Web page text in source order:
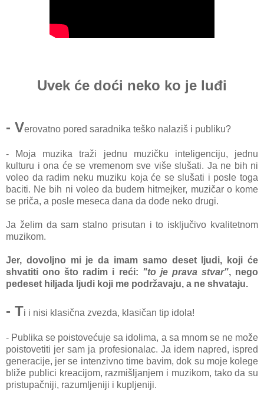
Uvek će doći neko ko je luđi
- Verovatno pored saradnika teško nalaziš i publiku?
- Moja muzika traži jednu muzičku inteligenciju, jednu
kulturu i ona će se vremenom sve više slušati. Ja ne bih ni
voleo da radim neku muziku koja će se slušati i posle toga
baciti. Ne bih ni voleo da budem hitmejker, muzičar o kome
se priča, a posle meseca dana da dođe neko drugi.
Ja želim da sam stalno prisutan i to isključivo kvalitetnom
muzikom.
Jer, dovoljno mi je da imam samo deset ljudi, koji će
shvatiti ono što radim i reći: "to je prava stvar", nego
pedeset hiljada ljudi koji me podržavaju, a ne shvataju.
- Ti i nisi klasična zvezda, klasičan tip idola!
- Publika se poistovećuje sa idolima, a sa mnom se ne može
poistovetiti jer sam ja profesionalac. Ja idem napred, ispred
generacije, jer se intenzivno time bavim, dok su moje kolege
bliže publici kreacijom, razmišljanjem i muzikom, tako da su
pristupačniji, razumljeniji i kupljeniji.